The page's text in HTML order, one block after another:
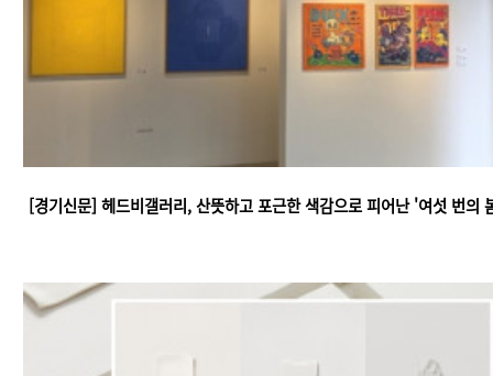
[경기신문] 헤드비갤러리, 산뜻하고 포근한 색감으로 피어난 '여섯 번의